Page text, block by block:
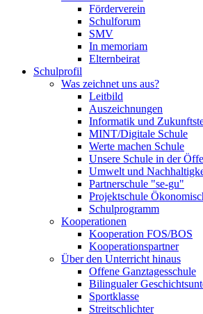
Förderverein
Schulforum
SMV
In memoriam
Elternbeirat
Schulprofil
Was zeichnet uns aus?
Leitbild
Auszeichnungen
Informatik und
MINT/Digitale Schule
Werte machen Schule
Unsere Schule in der
Umwelt und
Partnerschule "se-gu"
Projektschule
Schulprogramm
Kooperationen
Kooperation FOS/BOS
Kooperationspartner
Über den Unterricht hinaus
Offene Ganztagesschule
Bilingualer
Sportklasse
Streitschlichter